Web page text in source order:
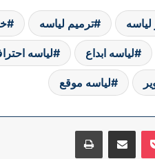
ترميم لياسه
لياسه ابداع لياسه
لياسه موقع
‫Pocket مشاركة عبر البريد طباعة